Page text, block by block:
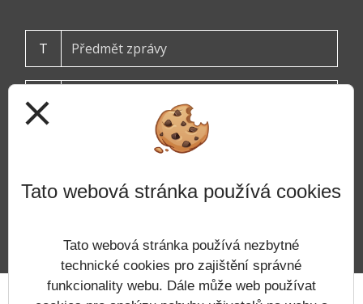
T
close
Tato webová stránka používá cookies
Tato webová stránka používá nezbytné
technické cookies pro zajištění správné
funkcionality webu. Dále může web používat